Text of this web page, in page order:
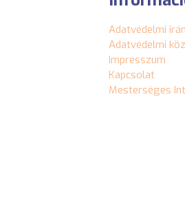
Adatvédelmi
Adatvédelmi
Impresszum
Kapcsolat
Mesterséges